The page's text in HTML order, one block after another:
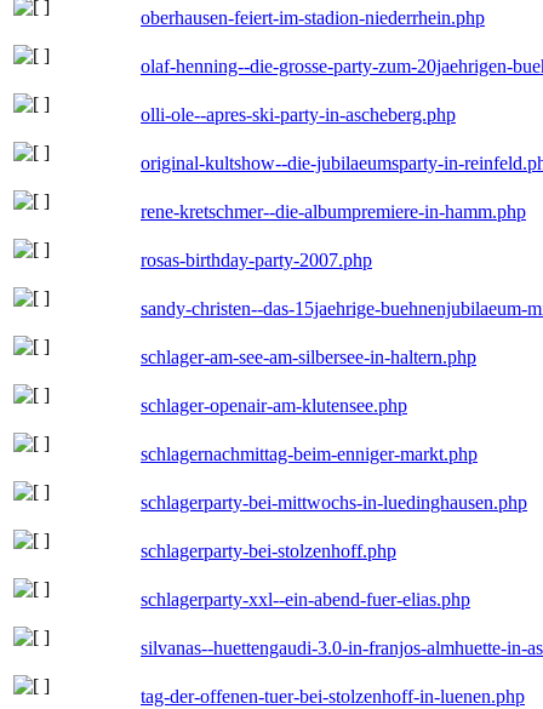
oberhausen-feiert-im-stadion-niederrhein.php
olaf-henning--die-grosse-party-zum-20jaehrigen-
olli-ole--apres-ski-party-in-ascheberg.php
original-kultshow--die-jubilaeumsparty-in-
rene-kretschmer--die-albumpremiere-in-hamm.php
rosas-birthday-party-2007.php
sandy-christen--das-15jaehrige-buehnenjubilaeum-
schlager-am-see-am-silbersee-in-haltern.php
schlager-openair-am-klutensee.php
schlagernachmittag-beim-enniger-markt.php
schlagerparty-bei-mittwochs-in-luedinghausen.php
schlagerparty-bei-stolzenhoff.php
schlagerparty-xxl--ein-abend-fuer-elias.php
silvanas--huettengaudi-3.0-in-franjos-almhuette-in-
tag-der-offenen-tuer-bei-stolzenhoff-in-luenen.php